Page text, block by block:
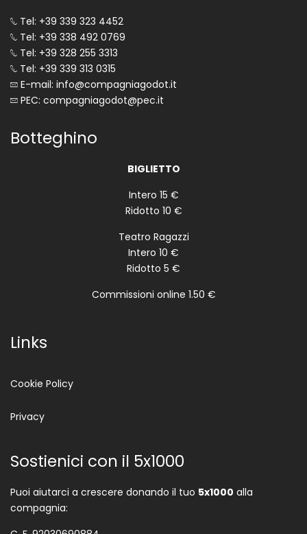
Tel: +39 339 323 4452
Tel: +39 338 492 0769
Tel: +39 328 255 3313
Tel: +39 339 313 0315
E-mail: info@compagniagodot.it
PEC: compagniagodot@pec.it
Botteghino
BIGLIETTO
Intero 15 €
Ridotto 10 €
Teatro Ragazzi
Intero 10 €
Ridotto 5 €
Commissioni online 1.50 €
Links
Cookie Policy
Privacy
Sostienici con il 5x1000
Puoi aiutarci a crescere donando il tuo 5x1000 alla
compagnia: